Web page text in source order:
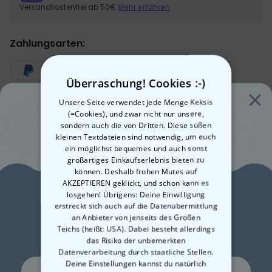
Versandkostenfrei ab 50€ Mehr erfahren
Zahlungsarten:
Kurzbeschreibung
Authentisches WM-Trikot-Design: mit Landesemblem und
Championship-Stars
Personalisierung mit Name und Trikotnummer – wie auf einem
echten Spielertrikot
Mikrofaser-Vorderseite (100 %), Baumwoll-Rückseite (100 %) –
extra saugfähig und hautfreundlich
Größe ca. 140 × 70 cm – maschinenwaschbar bei 40°C
Beschreibung
Personalisierbares WM-Handtuch im Trikot-Design mit Text
Stell dir vor: Du sitzt beim Public Viewing, packst dein Handtuch aus
– und plötzlich erkenne ich dich sofort. Nicht nur an der
authentischen WM-Trikot-Optik deines Landes
persönlichen Trikotnummer und deinem Namen
wie auf einem echten Spielertrikot zentral gedruckt sind. Das ist kein
Standard-Fanschal. Das ist dein Handtuch im Look eines echten
Weltmeister-Trikots – deine Identität als Anhänger, perfekt in Szene
gesetzt.
Authentisches WM-Trikot-Design: mit Landesemblem und
Championship-Stars
Personalisiertes Trikot-Design mit Name und Trikotnummer nach
Wahl – wie auf einem echten Spielertrikot
Verfügbare Nationalflaggen-Designs: Deutschland, Österreich,
Niederlande, Frankreich, England, Belgien, Schweiz und weitere
Material Vorderseite: 100 % Mikrofaser; Rückseite: 100 %
Schon gesehen?
Diese Produkte könnten dich auch interessieren
Überraschung! Cookies :-)
Unsere Seite verwendet jede Menge Keksis
(=Cookies), und zwar nicht nur unsere,
sondern auch die von Dritten. Diese süßen
kleinen Textdateien sind notwendig, um euch
ein möglichst bequemes und auch sonst
großartiges Einkaufserlebnis bieten zu
können. Deshalb frohen Mutes auf
AKZEPTIEREN geklickt, und schon kann es
losgehen! Übrigens: Deine Einwilligung
erstreckt sich auch auf die Datenübermittlung
an Anbieter von jenseits des Großen
Teichs (heißt: USA). Dabei besteht allerdings
das Risiko der unbemerkten
Datenverarbeitung durch staatliche Stellen.
Deine Einstellungen kannst du natürlich
Lust auf
10% Rabatt?